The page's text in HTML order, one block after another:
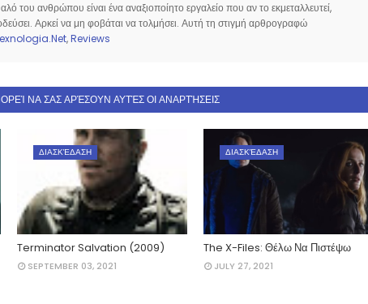
του ανθρώπου είναι ένα αναξιοποίητο εργαλείο που αν το εκμεταλλευτεί,
Αρκεί να μη φοβάται να τολμήσει. Αυτή τη στιγμή αρθρογραφώ
,Reviews
ΝΑ ΣΑΣ ΑΡΈΣΟΥΝ ΑΥΤΈΣ ΟΙ ΑΝΑΡΤΉΣΕΙΣ
ΔΙΑΣΚΈΔΑΣΗ
Terminator Salvation (2009)
SEPTEMBER 03, 2021
ΔΙΑΣΚΈΔΑΣΗ
The X-Files: Θέλω Να Πιστέψω
JULY 27, 2021